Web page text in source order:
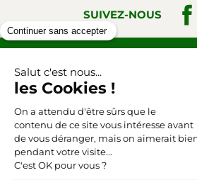
SUIVEZ-NOUS
Triangle-
Conditions générales